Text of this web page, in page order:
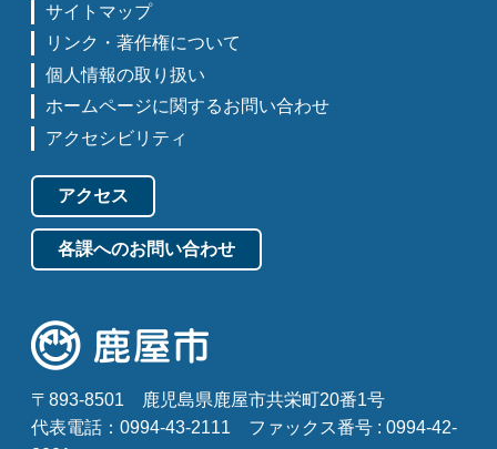
サイトマップ
リンク・著作権について
個人情報の取り扱い
ホームページに関するお問い合わせ
アクセシビリティ
アクセス
各課へのお問い合わせ
〒893-8501
鹿児島県鹿屋市共栄町20番1号
代表電話：0994-43-2111
ファックス番号 : 0994-42-